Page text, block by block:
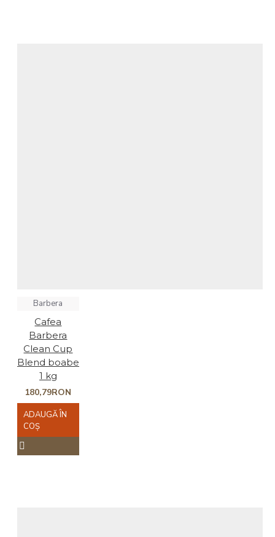
Barbera
Cafea
Barbera
Clean Cup
Blend boabe
1 kg
180,79RON
ADAUGĂ ÎN
COŞ